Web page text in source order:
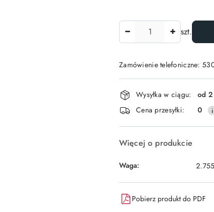
Ilość szt.
Zamówienie telefoniczne:
Dostępność
i
dostawa
Wysyłka w ciągu:
od
Cena przesyłki:
0
Więcej o produkcie
Waga:
Pobierz produkt do PDF